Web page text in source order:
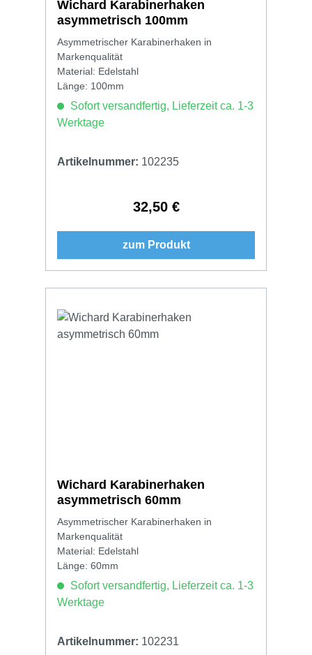
Wichard Karabinerhaken
asymmetrisch 100mm
Asymmetrischer Karabinerhaken in
Markenqualität
Material: Edelstahl
Länge: 100mm
Sofort versandfertig, Lieferzeit ca. 1-3
Werktage
Artikelnummer: 102235
Regulärer Preis:
32,50 €
zum Produkt
Wichard Karabinerhaken
asymmetrisch 60mm
Asymmetrischer Karabinerhaken in
Markenqualität
Material: Edelstahl
Länge: 60mm
Sofort versandfertig, Lieferzeit ca. 1-3
Werktage
Artikelnummer: 102231